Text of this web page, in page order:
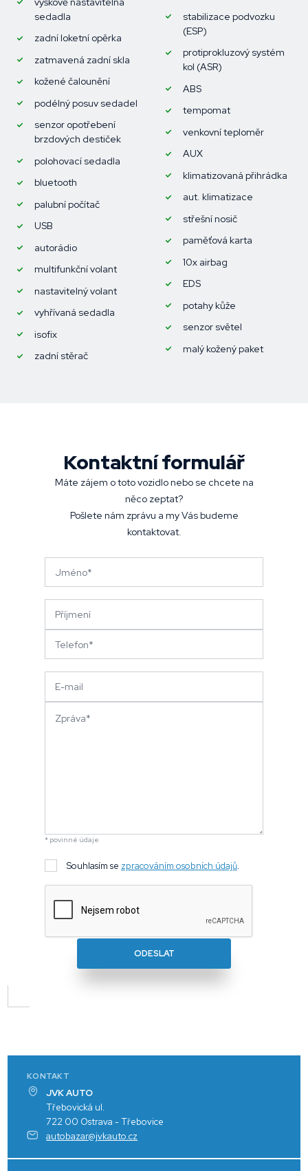
sedadla
zadní loketní opěrka
zatmavená zadní skla
kožené čalounění
podélný posuv sedadel
senzor opotřebení
brzdových destiček
polohovací sedadla
bluetooth
palubní počítač
USB
autorádio
multifunkční volant
nastavitelný volant
vyhřívaná sedadla
isofix
zadní stěrač
stabilizace podvozku
(ESP)
protiprokluzový systém
kol (ASR)
ABS
tempomat
venkovní teploměr
AUX
klimatizovaná přihrádka
aut. klimatizace
střešní nosič
paměťová karta
10x airbag
EDS
potahy kůže
senzor světel
malý kožený paket
Kontaktní formulář
Máte zájem o toto vozidlo nebo se chcete na
něco zeptat?
Pošlete nám zprávu a my Vás budeme
kontaktovat.
* povinné údaje
Souhlasím se zpracováním osobních údajů.
ODESLAT
KONTAKT
JVK AUTO
Třebovická ul.
722 00 Ostrava - Třebovice
autobazar@jvkauto.cz